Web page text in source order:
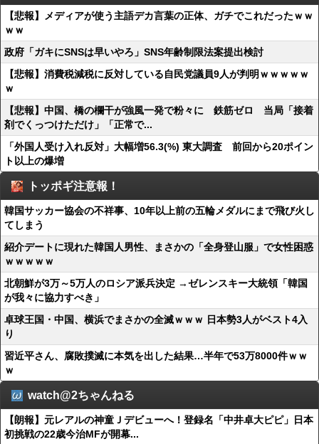
【悲報】メディアが使う主語デカ言葉の正体、ガチでこれだったｗｗ
ｗｗ
政府「ガキにSNSは早いやろ」SNS年齢制限法案提出検討
【悲報】消費税減税に反対している自民党議員9人が判明ｗｗｗｗｗ
ｗ
【悲報】中国、橋の欄干が強風一発で粉々に 鉄筋ゼロ 当局「接着
剤でくっつけただけ」「正常で...
「外国人受け入れ反対」大幅増56.3(%) 東大調査 前回から20ポイン
ト以上の爆増
トッポギ注意報！
韓国サッカー協会の不祥事、10年以上前の五輪メダルにまで飛び火し
てしまう
紹介デートに現れた韓国人男性、まさかの「全身登山服」で女性困惑
ｗｗｗｗｗ
北朝鮮が3万～5万人のロシア派兵決定 →ゼレンスキー大統領「韓国
が我々に協力すべき」
卓球王国・中国、横浜でまさかの全滅ｗｗｗ 日本勢3人がベスト4入
り
習近平さん、腐敗撲滅に本気を出した結果…半年で53万8000件ｗｗ
ｗ
watch@2ちゃんねる
【朗報】元レアルの神童Ｊデビューへ！登録名「中井卓大ピピ」日本
初挑戦の22歳今治MFが開幕...